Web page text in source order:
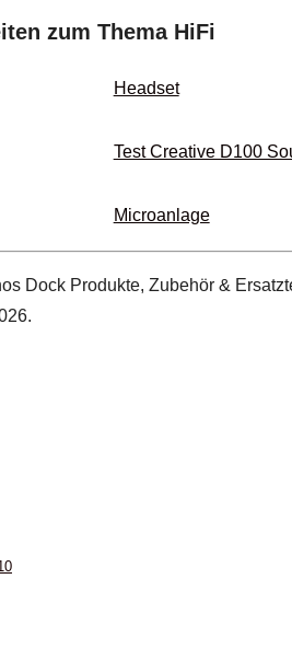
zum Thema HiFi
Headset
Test Creative D100
Microanlage
Dock Produkte, Zubehör &